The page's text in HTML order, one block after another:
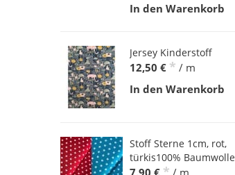
In den Warenkorb
Jersey Kinderstoff
12,50 € * / m
In den Warenkorb
Stoff Sterne 1cm, rot,
türkis100% Baumwolle
7,90 € * / m